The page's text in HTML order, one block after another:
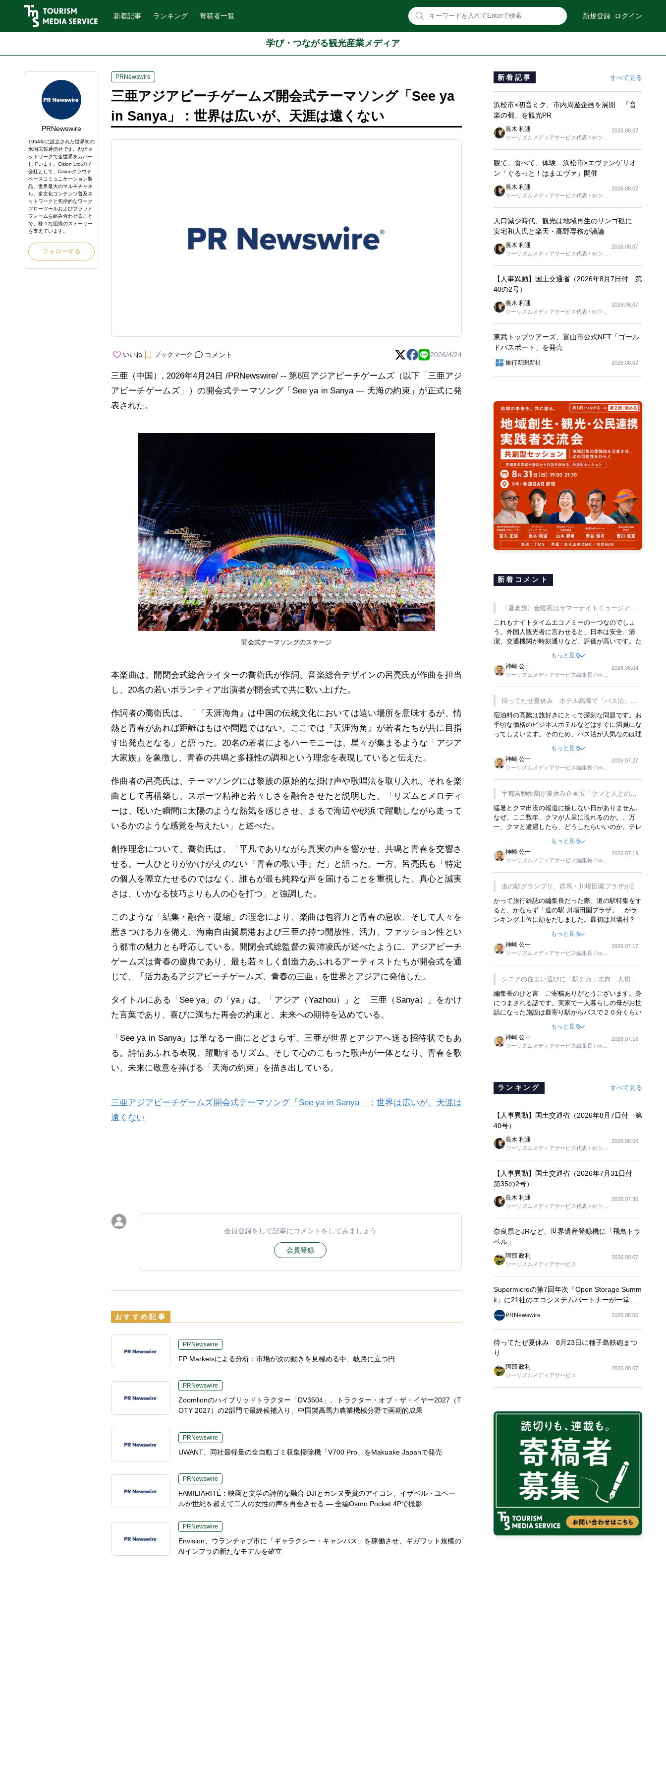
新着記事 ランキング 寄稿者一覧 新規登録 ログイン
学び・つながる観光産業メディア
PRNewswire
1954年に設立された世界初の
米国広報通信社です。配信ネ
ットワークで全世界をカバー
しています。Cision Ltd.の子
会社として、Cisionクラウド
ベースコミュニケーション製
品、世界最大のマルチチャネ
ル、多文化コンテンツ普及ネ
ットワークと包括的なワーク
フローツールおよびプラット
フォームを組み合わせること
で、様々な組織のストーリー
を支えています。
フォローする
PRNewswire
三亜アジアビーチゲームズ開会式テーマソング「See ya
in Sanya」：世界は広いが、天涯は遠くない
いいね ブックマーク コメント 2026/4/24
三亜（中国）, 2026年4月24日 /PRNewswire/ -- 第6回アジアビーチゲームズ（以下「三亜アジ
アビーチゲームズ」）の開会式テーマソング「See ya in Sanya ― 天海の約束」が正式に発
表された。
開会式テーマソングのステージ
本楽曲は、開閉会式総合ライターの喬衛氏が作詞、音楽総合デザインの呂亮氏が作曲を担当
し、20名の若いボランティア出演者が開会式で共に歌い上げた。
作詞者の喬衛氏は、「『天涯海角』は中国の伝統文化においては遠い場所を意味するが、情
熱と青春があれば距離はもはや問題ではない。ここでは『天涯海角』が若者たちが共に目指
す出発点となる」と語った。20名の若者によるハーモニーは、星々が集まるような「アジア
大家族」を象徴し、青春の共鳴と多様性の調和という理念を表現していると伝えた。
作曲者の呂亮氏は、テーマソングには黎族の原始的な掛け声や歌唱法を取り入れ、それを楽
曲として再構築し、スポーツ精神と若々しさを融合させたと説明した。「リズムとメロディ
ーは、聴いた瞬間に太陽のような熱気を感じさせ、まるで海辺や砂浜で躍動しながら走って
いるかのような感覚を与えたい」と述べた。
創作理念について、喬衛氏は、「平凡でありながら真実の声を響かせ、共鳴と青春を交響さ
せる。一人ひとりがかけがえのない『青春の歌い手』だ」と語った。一方、呂亮氏も「特定
の個人を際立たせるのではなく、誰もが最も純粋な声を届けることを重視した。真心と誠実
さは、いかなる技巧よりも人の心を打つ」と強調した。
このような「結集・融合・凝縮」の理念により、楽曲は包容力と青春の息吹、そして人々を
惹きつける力を備え、海南自由貿易港および三亜の持つ開放性、活力、ファッション性とい
う都市の魅力とも呼応している。開閉会式総監督の黄沛凌氏が述べたように、アジアビーチ
ゲームズは青春の慶典であり、最も若々しく創造力あふれるアーティストたちが開会式を通
じて、「活力あるアジアビーチゲームズ、青春の三亜」を世界とアジアに発信した。
タイトルにある「See ya」の「ya」は、「アジア（Yazhou）」と「三亜（Sanya）」をかけ
た言葉であり、喜びに満ちた再会の約束と、未来への期待を込めている。
「See ya in Sanya」は単なる一曲にとどまらず、三亜が世界とアジアへ送る招待状でもあ
る。詩情あふれる表現、躍動するリズム、そして心のこもった歌声が一体となり、青春を歌
い、未来に敬意を捧げる「天海の約束」を描き出している。
三亜アジアビーチゲームズ開会式テーマソング「See ya in Sanya」：世界は広いが、天涯は
遠くない
会員登録をして記事にコメントをしてみましょう
会員登録
おすすめ記事
PRNewswire
FP Marketsによる分析：市場が次の動きを見極める中、岐路に立つ円
PRNewswire
Zoomlionのハイブリッドトラクター「DV3504」、トラクター・オブ・ザ・イヤー2027（T
OTY 2027）の2部門で最終候補入り、中国製高馬力農業機械分野で画期的成果
PRNewswire
UWANT、同社最軽量の全自動ゴミ収集掃除機「V700 Pro」をMakuake Japanで発売
PRNewswire
FAMILIARITÉ：映画と文学の詩的な融合 DJIとカンヌ受賞のアイコン、イザベル・ユペー
ルが世紀を超えて二人の女性の声を再会させる — 全編Osmo Pocket 4Pで撮影
PRNewswire
Envision、ウランチャブ市に「ギャラクシー・キャンパス」を稼働させ、ギガワット規模の
AIインフラの新たなモデルを確立
新着記事 すべて見る
浜松市×初音ミク、市内周遊企画を展開 「音
楽の都」を観光PR
長木 利通
ツーリズムメディアサービス代表 / ㈱ツー
2026.08.07
観て、食べて、体験 浜松市×エヴァンゲリオ
ン「ぐるっと！はまエヴァ」開催
長木 利通
ツーリズムメディアサービス代表 / ㈱ツー
2026.08.07
人口減少時代、観光は地域再生のサンゴ礁に
安宅和人氏と楽天・髙野専務が議論
長木 利通
ツーリズムメディアサービス代表 / ㈱ツー
2026.08.07
【人事異動】国土交通省（2026年8月7日付 第
40の2号）
長木 利通
ツーリズムメディアサービス代表 / ㈱ツー
2026.08.07
東武トップツアーズ、富山市公式NFT「ゴール
ドパスポート」を発売
旅行新聞新社 2026.08.07
新着コメント
〈避暑旅〉金曜夜はサマーナイトミュージア
ム、都立6施設で
これもナイトタイムエコノミーの一つなのでしょ
う。外国人観光者に言わせると、日本は安全、清
潔、交通機関が時刻通りなど、評価が高いです。た
す。そのような意味で、金曜夜にこのようなイベン
トが行われれば、日本人に限らず外国人にとっても
楽しみが増えるでしょうね。
もっと見る
神崎 公一
ツーリズムメディアサービス編集長 / ㈱ツ
2026.08.04
待ってたぜ夏休み ホテル高騰で「バス泊」人
気
宿泊料の高騰は旅好きにとって深刻な問題です。お
手頃な価格のビジネスホテルなどはすぐに満員にな
ってしまいます。そのため、バス泊が人気なのは理
行をした時は、移動はグレイハウンドバスでした。
夕方から夜の便を利用してホテル代を浮かせていま
した。ただし、若いからできたことです。若い人が
夜行バスで京都に行った、青森に行ったと聞くと、
疲れが残らないのかなと思ってしまいます。
もっと見る
神崎 公一
ツーリズムメディアサービス編集長 / ㈱ツ
2026.07.27
宇都宮動物園が夏休み企画展「クマと人との距
離」を7月20日から開催
猛暑とクマ出没の報道に接しない日がありません。
なぜ、ここ数年、クマが人里に現れるのか。、万
一、クマと遭遇したら、どうしたらいいのか。テレ
るなんてことは、冗談でもいえません。そんな中
で、この企画展はタイムリーですね。
もっと見る
神崎 公一
ツーリズムメディアサービス編集長 / ㈱ツ
2026.07.19
道の駅グランプリ、群馬・川場田園プラザが2連
覇
かって旅行雑誌の編集長だった際、道の駅特集をす
ると、かならず「道の駅 川場田園プラザ」 がラ
ンキング上位に顔をだしました。最初は川場村？
れ永井 彰一社長にインタビューしたら、興味深い
話が次々が飛び出しました。プレゼンも巧みで、今
でも思い出すことが２つあります。一つは、従業員
に東京ディズニーランドを見学させ、サービス業、
接客業の何かを理解してもらっていることです。
もう一つは1800円もするプレミアムヨーグルトを
販売するにあたり、社内に懸念もあったそうです。
永井社長は、駐車場に都内ナンバーの高級外車が停
まっていることに目をつけ、高級商品でも売れると
確信したそうです。今回の記事を懐かしく読みまし
もっと見る
神崎 公一
ツーリズムメディアサービス編集長 / ㈱ツ
2026.07.17
シニアの住まい選びに「駅チカ」志向 大切な
のは出かけたくなる暮らし
編集長のひと言 ご寄稿ありがとうございます。身
につまされる話です。実家で一人暮らしの母がお世
話になった施設は最寄り駅からバスで２０分くらい
りました。母の住まいから近いという理由で、その
施設を選択したのですが、私と妹にとっては、半日
仕事ででした。シニアの住まい選びは、当人だけで
はなく、世話をする家族の足の便も考えない外池な
もっと見る
神崎 公一
ツーリズムメディアサービス編集長 / ㈱ツ
2026.07.16
ランキング すべて見る
【人事異動】国土交通省（2026年8月7日付 第
40号）
長木 利通
ツーリズムメディアサービス代表 / ㈱ツー
2026.08.06
【人事異動】国土交通省（2026年7月31日付
第35の2号）
長木 利通
ツーリズムメディアサービス代表 / ㈱ツー
2026.07.30
奈良県とJRなど、世界遺産登録機に「飛鳥トラ
ベル」
阿部 政利
ツーリズムメディアサービス
2026.08.07
Supermicroの第7回年次「Open Storage Summ
it」に21社のエコシステムパートナーが一堂に
会し、エンタープライズAIの大規模導入に関す
る実践的なガイダンスを共有
PRNewswire 2026.08.06
待ってたぜ夏休み 8月23日に種子島鉄砲まつ
り
阿部 政利
ツーリズムメディアサービス
2026.08.07